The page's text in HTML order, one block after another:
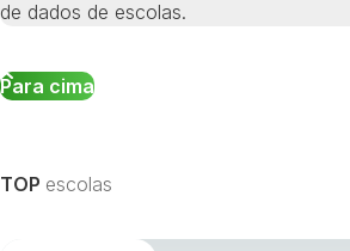
de dados de escolas.
Para cima
TOP escolas